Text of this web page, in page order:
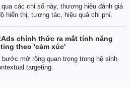
Thị trường
qua các chỉ số này, thương hiệu đánh giá
hiển thị, tương tác, hiệu quả chi phí.
chính thức ra mắt tính năng
theo 'cảm xúc'
mở rộng quan trọng trong hệ sinh
targeting.